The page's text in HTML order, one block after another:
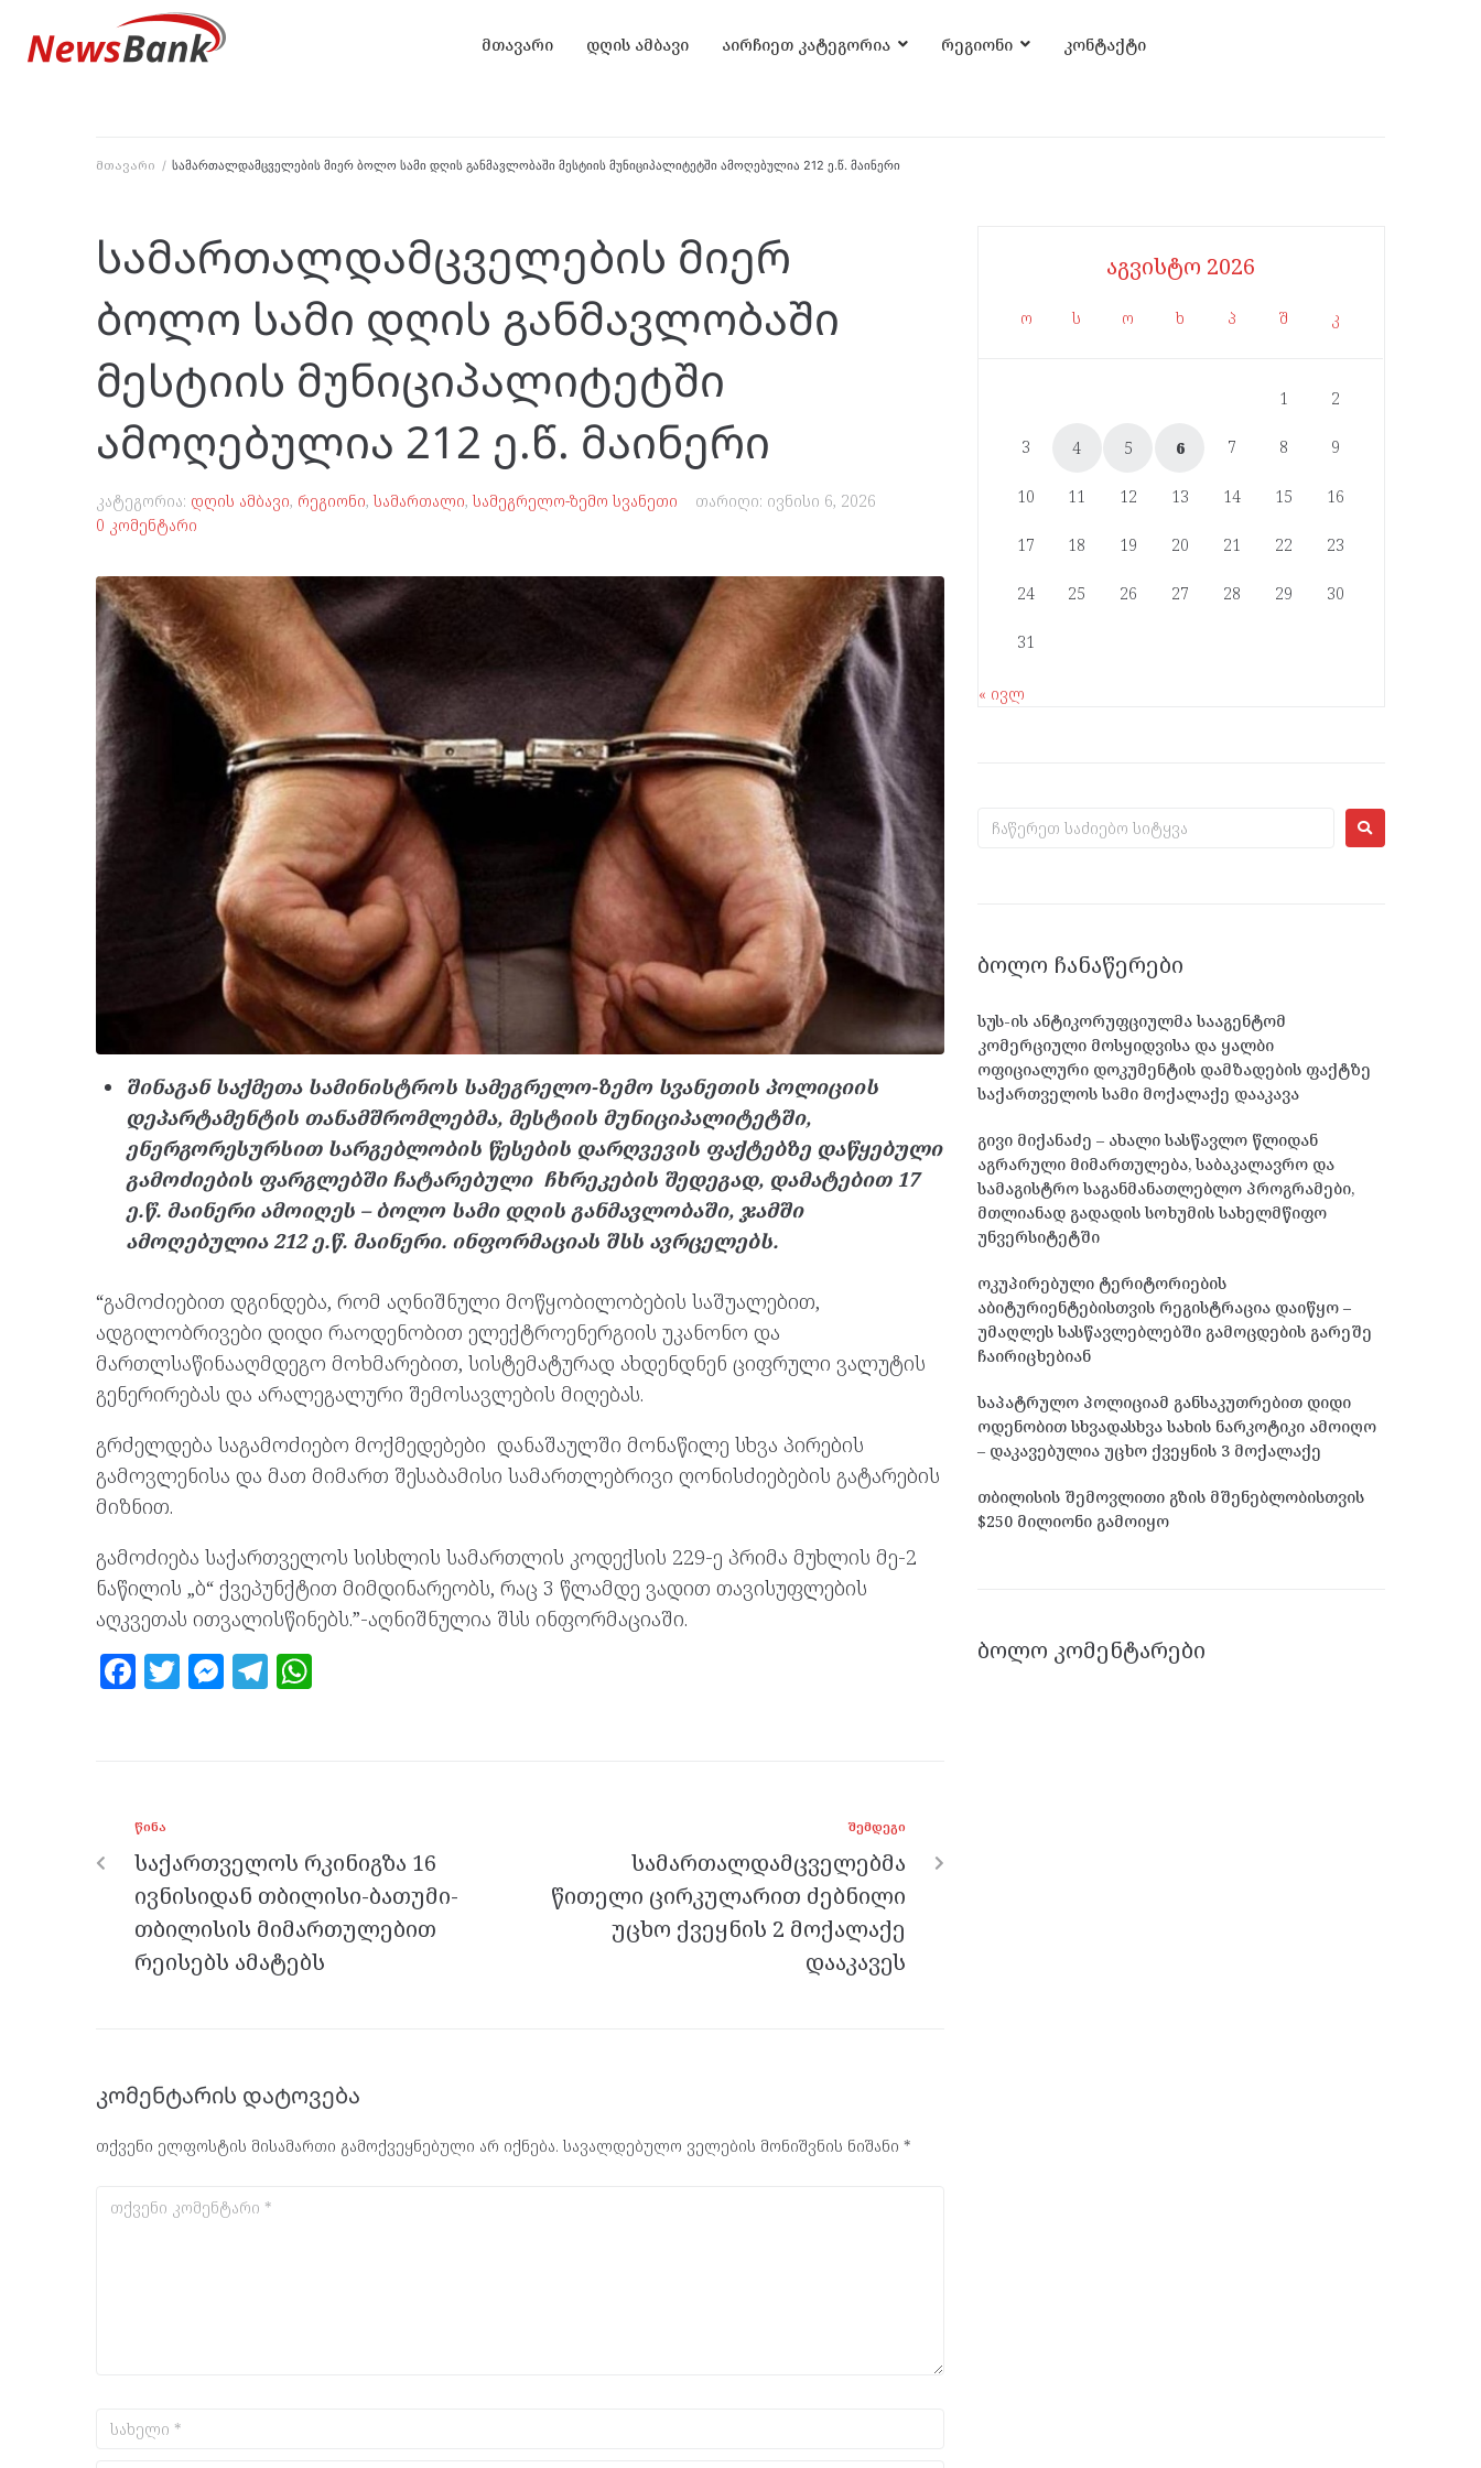
მთავარი დღის ამბავი აირჩიეთ კატეგორია რეგიონი კონტაქტი
მთავარი / სამართალდამცველების მიერ ბოლო სამი დღის განმავლობაში მესტიის მუნიციპალიტეტში ამოღებულია 212 ე.წ. მაინერი
სამართალდამცველების მიერ
ბოლო სამი დღის განმავლობაში
მესტიის მუნიციპალიტეტში
ამოღებულია 212 ე.წ. მაინერი
კატეგორია: დღის ამბავი, რეგიონი, სამართალი, სამეგრელო-ზემო სვანეთი თარიღი: ივნისი 6, 2026
0 კომენტარი
შინაგან საქმეთა სამინისტროს სამეგრელო-ზემო სვანეთის პოლიციის
დეპარტამენტის თანამშრომლებმა, მესტიის მუნიციპალიტეტში,
ენერგორესურსით სარგებლობის წესების დარღვევის ფაქტებზე დაწყებული
გამოძიების ფარგლებში ჩატარებული ჩხრეკების შედეგად, დამატებით 17
ე.წ. მაინერი ამოიღეს – ბოლო სამი დღის განმავლობაში, ჯამში
ამოღებულია 212 ე.წ. მაინერი. ინფორმაციას შსს ავრცელებს.
“გამოძიებით დგინდება, რომ აღნიშნული მოწყობილობების საშუალებით,
ადგილობრივები დიდი რაოდენობით ელექტროენერგიის უკანონო და
მართლსაწინააღმდეგო მოხმარებით, სისტემატურად ახდენდნენ ციფრული ვალუტის
გენერირებას და არალეგალური შემოსავლების მიღებას.
გრძელდება საგამოძიებო მოქმედებები დანაშაულში მონაწილე სხვა პირების
გამოვლენისა და მათ მიმართ შესაბამისი სამართლებრივი ღონისძიებების გატარების
მიზნით.
გამოძიება საქართველოს სისხლის სამართლის კოდექსის 229-ე პრიმა მუხლის მე-2
ნაწილის „ბ“ ქვეპუნქტით მიმდინარეობს, რაც 3 წლამდე ვადით თავისუფლების
აღკვეთას ითვალისწინებს.”-აღნიშნულია შსს ინფორმაციაში.
F
o
o
k
T M
er
T
m p
p
ᲬᲘᲜᲐ
საქართველოს რკინიგზა 16
ივნისიდან თბილისი-ბათუმი-
თბილისის მიმართულებით
რეისებს ამატებს
ᲨᲔᲛᲓᲔᲒᲘ
სამართალდამცველებმა
წითელი ცირკულარით ძებნილი
უცხო ქვეყნის 2 მოქალაქე
დააკავეს
კომენტარის დატოვება
თქვენი ელფოსტის მისამართი გამოქვეყნებული არ იქნება. სავალდებულო ველების მონიშვნის ნიშანი *
აგვისტო 2026
ო ს ო ხ პ შ კ
1 2
3 4 5 6 7 8 9
10 11 12 13 14 15 16
17 18 19 20 21 22 23
24 25 26 27 28 29 30
31
« ივლ
ᲑᲝᲚᲝ ᲩᲐᲜᲐᲬᲔᲠᲔᲑᲘ
სუს-ის ანტიკორუფციულმა სააგენტომ
კომერციული მოსყიდვისა და ყალბი
ოფიციალური დოკუმენტის დამზადების ფაქტზე
საქართველოს სამი მოქალაქე დააკავა
გივი მიქანაძე – ახალი სასწავლო წლიდან
აგრარული მიმართულება, საბაკალავრო და
სამაგისტრო საგანმანათლებლო პროგრამები,
მთლიანად გადადის სოხუმის სახელმწიფო
უნვერსიტეტში
ოკუპირებული ტერიტორიების
აბიტურიენტებისთვის რეგისტრაცია დაიწყო –
უმაღლეს სასწავლებლებში გამოცდების გარეშე
ჩაირიცხებიან
საპატრულო პოლიციამ განსაკუთრებით დიდი
ოდენობით სხვადასხვა სახის ნარკოტიკი ამოიღო
– დაკავებულია უცხო ქვეყნის 3 მოქალაქე
თბილისის შემოვლითი გზის მშენებლობისთვის
$250 მილიონი გამოიყო
ᲑᲝᲚᲝ ᲙᲝᲛᲔᲜᲢᲐᲠᲔᲑᲘ